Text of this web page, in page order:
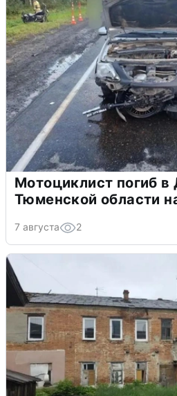
Мотоциклист погиб в
Тюменской области
7 августа 2